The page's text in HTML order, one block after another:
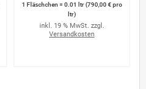
1 Fläschchen = 0.01 ltr (790,00 € pro
ltr)
inkl. 19 % MwSt. zzgl.
Versandkosten